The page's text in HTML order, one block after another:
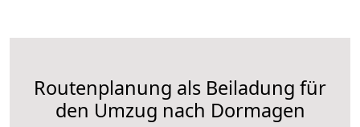
Routenplanung als Beiladung für
den Umzug nach Dormagen